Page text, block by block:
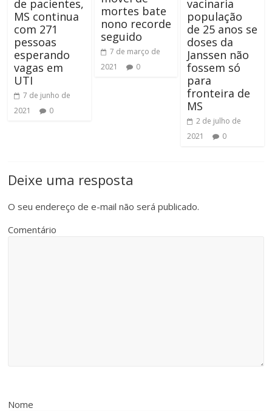
de pacientes,
MS continua
com 271
pessoas
esperando
vagas em
UTI
7 de junho de
2021
0
mortes bate
nono recorde
seguido
7 de março de
2021
0
vacinaria
população
de 25 anos se
doses da
Janssen não
fossem só
para
fronteira de
MS
2 de julho de
2021
0
Deixe uma resposta
O seu endereço de e-mail não será publicado.
Comentário
Nome